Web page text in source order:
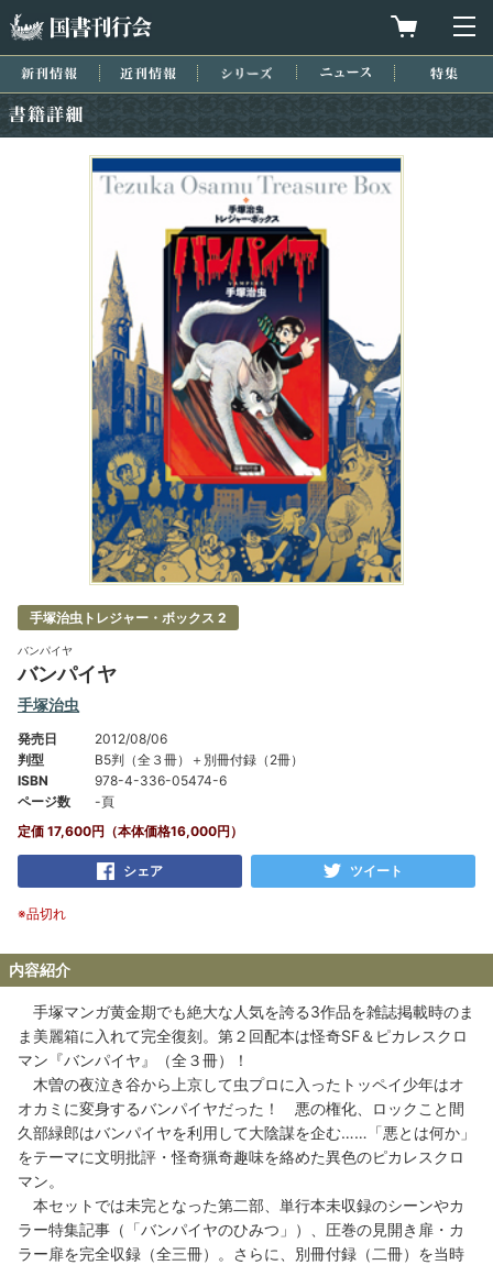
買物カゴを
新刊情報 近刊情報 シリーズ ニュース
手塚治虫トレジャー・ボックス 2
バンパイヤ
バンパイヤ
手塚治虫
発売日
2012/08/06
判型
B5判（全３冊）＋別冊付録（2冊）
ISBN
978-4-336-05474-6
ページ数
-頁
定価 17,600円（本体価格16,000円）
シェア ツイート
※品切れ
内容紹介
手塚マンガ黄金期でも絶大な人気を誇る3作品を雑誌掲載時のま
ま美麗箱に入れて完全復刻。第２回配本は怪奇SF＆ピカレスクロ
マン『バンパイヤ』（全３冊）！
木曽の夜泣き谷から上京して虫プロに入ったトッペイ少年はオ
オカミに変身するバンパイヤだった！ 悪の権化、ロックこと間
久部緑郎はバンパイヤを利用して大陰謀を企む……「悪とは何か」
をテーマに文明批評・怪奇猟奇趣味を絡めた異色のピカレスクロ
マン。
本セットでは未完となった第二部、単行本未収録のシーンやカ
ラー特集記事（「バンパイヤのひみつ」）、圧巻の見開き扉・カ
ラー扉を完全収録（全三冊）。さらに、別冊付録（二冊）を当時